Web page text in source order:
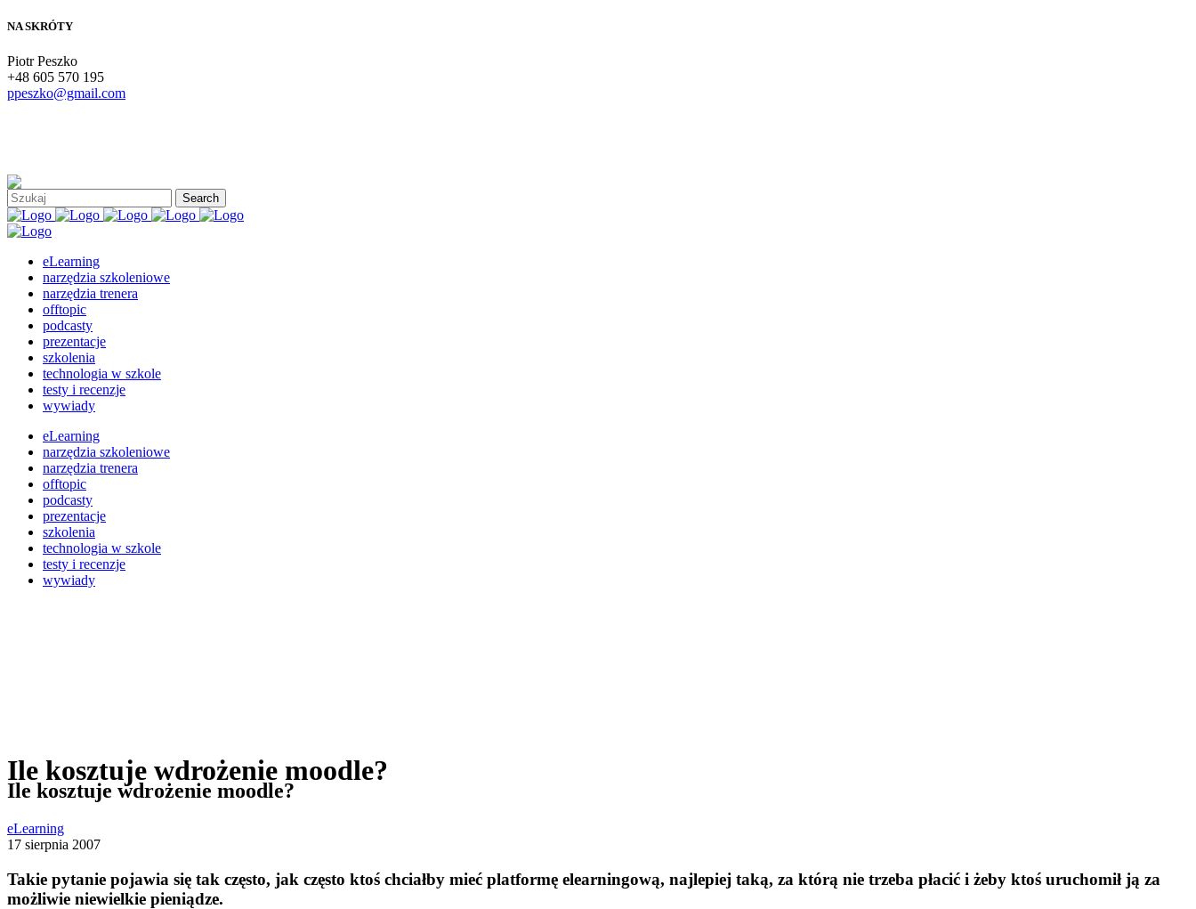
NA SKRÓTY
Piotr Peszko
+48 605 570 195
ppeszko@gmail.com
eLearning
narzędzia szkoleniowe
narzędzia trenera
offtopic
podcasty
prezentacje
szkolenia
technologia w szkole
testy i recenzje
wywiady
eLearning
narzędzia szkoleniowe
narzędzia trenera
offtopic
podcasty
prezentacje
szkolenia
technologia w szkole
testy i recenzje
wywiady
Ile kosztuje wdrożenie moodle?
Ile kosztuje wdrożenie moodle?
eLearning
17 sierpnia 2007
Takie pytanie pojawia się tak często, jak często ktoś chciałby mieć platformę elearningową, najlepiej taką, za którą nie trzeba płacić i żeby ktoś uruchomił ją za
możliwie niewielkie pieniądze.